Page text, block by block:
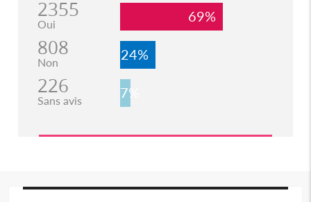
2355
Oui 69%
808
Non 24%
226
Sans avis 7%